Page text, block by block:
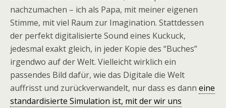
nachzumachen – ich als Papa, mit meiner eigenen
Stimme, mit viel Raum zur Imagination. Stattdessen
der perfekt digitalisierte Sound eines Kuckuck,
jedesmal exakt gleich, in jeder Kopie des “Buches”
irgendwo auf der Welt. Vielleicht wirklich ein
passendes Bild dafür, wie das Digitale die Welt
auffrisst und zurückverwandelt, nur dass es dann eine
standardisierte Simulation ist, mit der wir uns